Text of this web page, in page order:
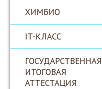
ХИМБИО
IT-КЛАСС
ГОСУДАРСТВЕННАЯ
ИТОГОВАЯ
АТТЕСТАЦИЯ